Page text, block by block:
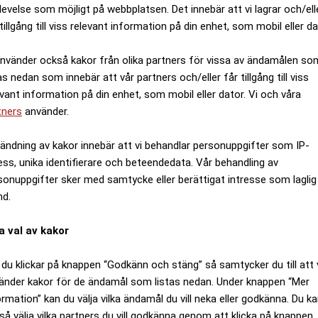
som möjligt på webbplatsen. Det innebär att vi lagrar och/
till viss relevant information på din enhet, som mobil eller
också kakor från olika partners för vissa av ändamålen
nedan som innebär att vår partners och/eller får tillgång till viss
information på din enhet, som mobil eller dator. Vi och våra
använder.
av kakor innebär att vi behandlar personuppgifter som IP-
unika identifierare och beteendedata. Vår behandling av
sker med samtycke eller berättigat intresse som laglig
val av kakor
klickar på knappen “Godkänn och stäng” så samtycker du till att
kakor för de ändamål som listas nedan. Under knappen “Mer
kan du välja vilka ändamål du vill neka eller godkänna. Du
ANNONS
bor i en lägenhet som ägs av Svenska Akademien ,
Ebba Witt Brattström, som han har barn med.